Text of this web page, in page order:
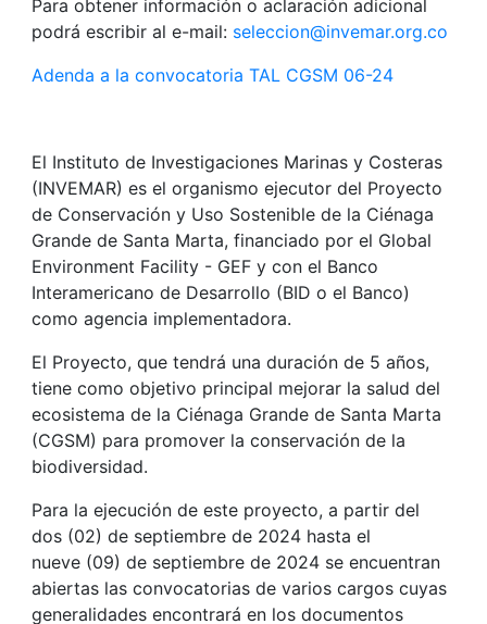
Para obtener información o aclaración adicional
podrá escribir al e-mail: seleccion@invemar.org.co
Adenda a la convocatoria TAL CGSM 06-24
El Instituto de Investigaciones Marinas y Costeras
(INVEMAR) es el organismo ejecutor del Proyecto
de Conservación y Uso Sostenible de la Ciénaga
Grande de Santa Marta, financiado por el Global
Environment Facility - GEF y con el Banco
Interamericano de Desarrollo (BID o el Banco)
como agencia implementadora.
El Proyecto, que tendrá una duración de 5 años,
tiene como objetivo principal mejorar la salud del
ecosistema de la Ciénaga Grande de Santa Marta
(CGSM) para promover la conservación de la
biodiversidad.
Para la ejecución de este proyecto, a partir del
dos (02) de septiembre de 2024 hasta el
nueve (09) de septiembre de 2024 se encuentran
abiertas las convocatorias de varios cargos cuyas
generalidades encontrará en los documentos